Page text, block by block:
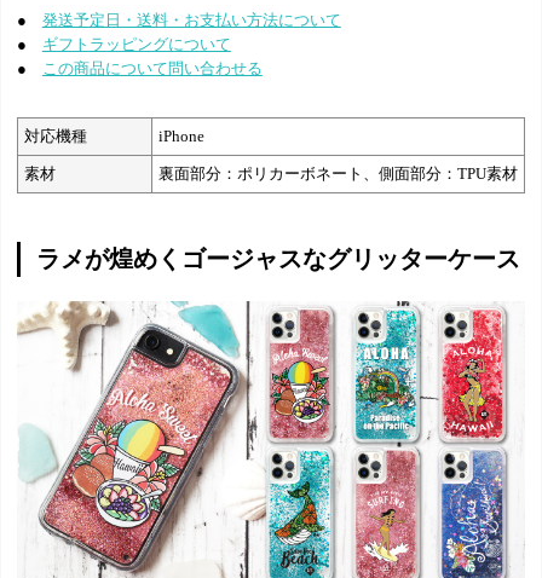
● 発送予定日・送料・お支払い方法について
● ギフトラッピングについて
● この商品について問い合わせる
対応機種 iPhone
素材 裏面部分：ポリカーボネート、側面部分：TPU素材
ラメが煌めくゴージャスなグリッターケース